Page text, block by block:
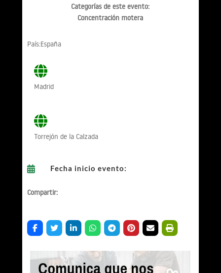
Categorías de este evento:
Concentración motera
País:España
Madrid
Torrejón de la Calzada
 Fecha inicio evento:
Compartir: